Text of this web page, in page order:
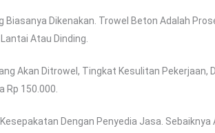
Dikenakan. Trowel Beton Adalah
Atau Dinding.
Akan Ditrowel, Tingkat Kesulitan Pekerjaan,
Rp 150.000.
Dengan Penyedia Jasa. Sebaiknya